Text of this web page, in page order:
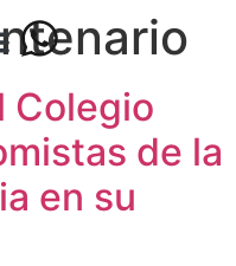
Colegio
de la
en su